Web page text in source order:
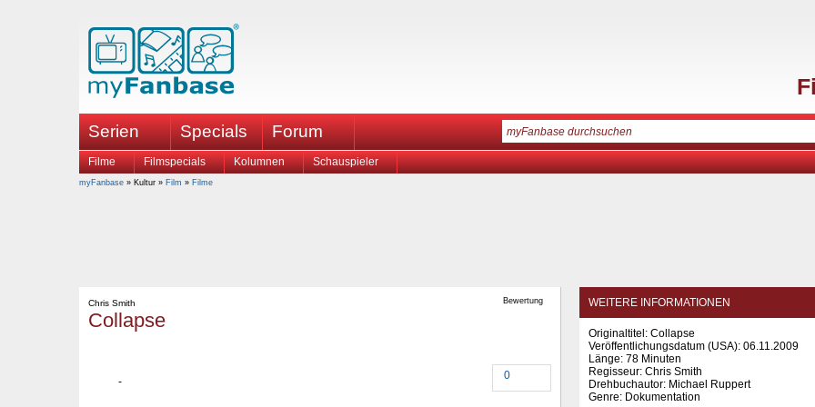
Serien Specials Forum
Filme Filmspecials Kolumnen Schauspieler
myFanbase » Kultur » Film » Filme
Bewertung
Chris Smith
Collapse
0
WEITERE INFORMATIONEN
Originaltitel: Collapse
Veröffentlichungsdatum (USA): 06.11.2009
Länge: 78 Minuten
Regisseur: Chris Smith
Drehbuchautor: Michael Ruppert
Genre: Dokumentation